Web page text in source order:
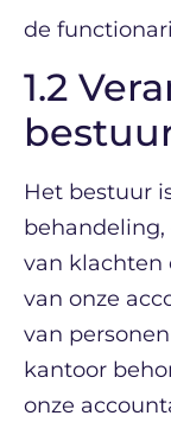
de
1.2
Het bestuur
van klachten
van onze
van
kantoor
onze